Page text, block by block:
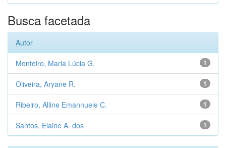
Busca facetada
Autor
1
Monteiro, Maria Lúcia G.
1
Oliveira, Aryane R.
1
Ribeiro, Alline Emannuele C.
1
Santos, Elaine A. dos